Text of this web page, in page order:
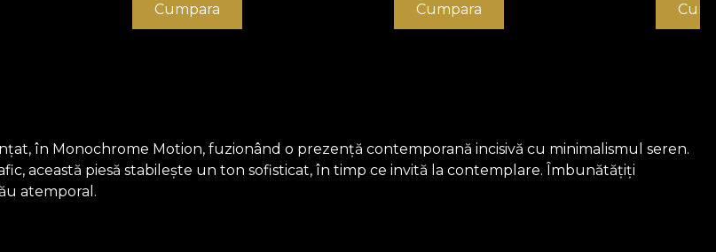
Cumpara Cumpara
în Monochrome Motion, fuzionând o prezență contemporană incisivă cu minimalismul seren.
această piesă stabilește un ton sofisticat, în timp ce invită la contemplare. Îmbunătățiți
atemporal.